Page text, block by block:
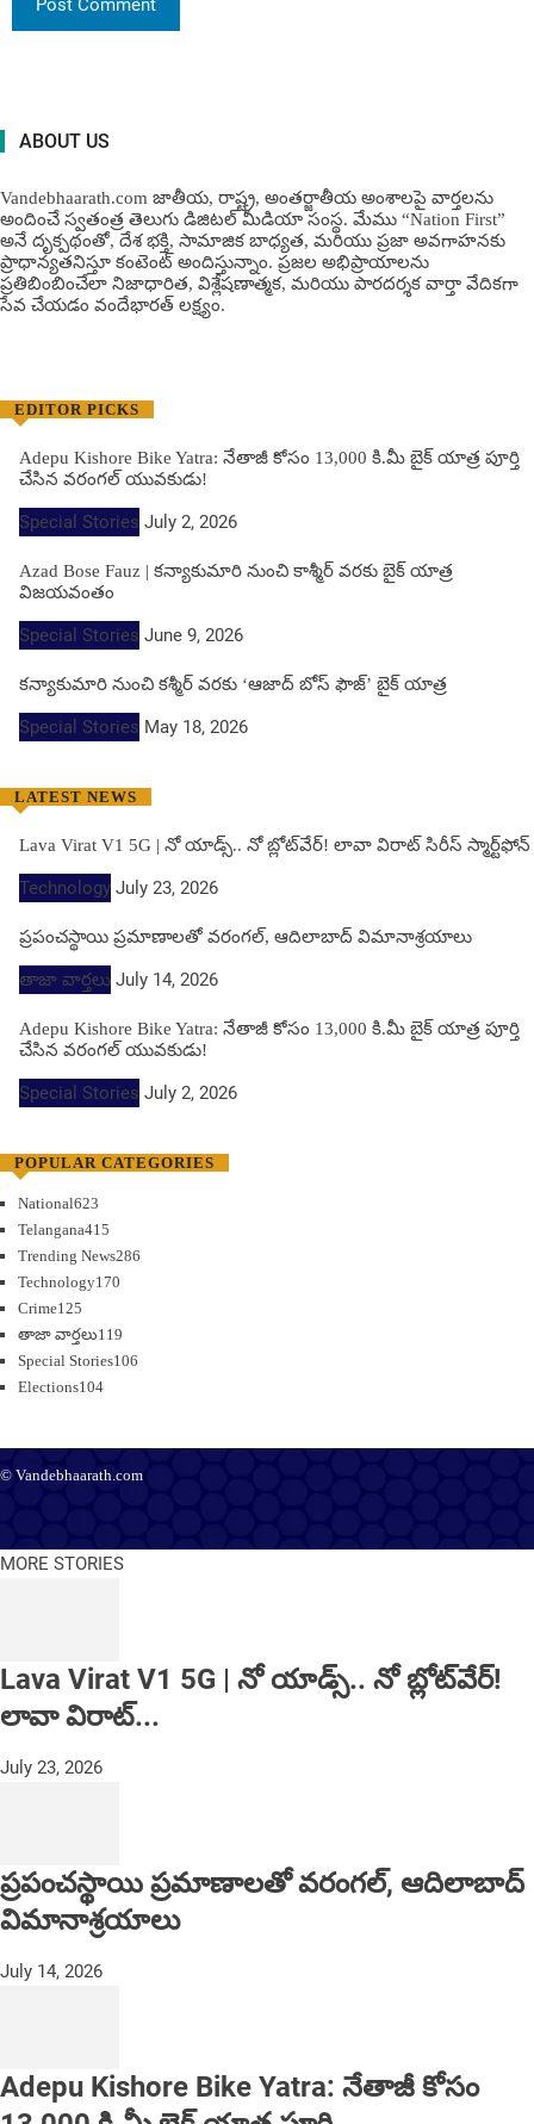
ABOUT US
Vandebhaarath.com జాతీయ, రాష్ట్ర, అంతర్జాతీయ అంశాలపై వార్తలను
అందించే స్వతంత్ర తెలుగు డిజిటల్ మీడియా సంస్థ. మేము “Nation First”
అనే దృక్పథంతో, దేశ భక్తి, సామాజిక బాధ్యత, మరియు ప్రజా అవగాహనకు
ప్రాధాన్యతనిస్తూ కంటెంట్ అందిస్తున్నాం. ప్రజల అభిప్రాయాలను
ప్రతిబింబించేలా నిజాధారిత, విశ్లేషణాత్మక, మరియు పారదర్శక వార్తా వేదికగా
సేవ చేయడం వందేభార‌త్ ల‌క్ష్యం.
EDITOR PICKS
Adepu Kishore Bike Yatra: నేతాజీ కోసం 13,000 కి.మీ బైక్ యాత్ర పూర్తి
చేసిన వరంగల్ యువకుడు!
Special Stories July 2, 2026
Azad Bose Fauz | కన్యాకుమారి నుంచి కాశ్మీర్ వరకు బైక్ యాత్ర
విజయవంతం
Special Stories June 9, 2026
కన్యాకుమారి నుంచి కశ్మీర్ వరకు ‘ఆజాద్ బోస్ ఫౌజ్’ బైక్ యాత్ర
Special Stories May 18, 2026
LATEST NEWS
Lava Virat V1 5G | నో యాడ్స్.. నో బ్లోట్‌వేర్! లావా విరాట్ సిరీస్ స్మార్ట్‌ఫోన్​
Technology July 23, 2026
ప్రపంచస్థాయి ప్రమాణాలతో వరంగల్, ఆదిలాబాద్ విమానాశ్రయాలు
తాజా వార్తలు July 14, 2026
Adepu Kishore Bike Yatra: నేతాజీ కోసం 13,000 కి.మీ బైక్ యాత్ర పూర్తి
చేసిన వరంగల్ యువకుడు!
Special Stories July 2, 2026
POPULAR CATEGORIES
National623
Telangana415
Trending News286
Technology170
Crime125
తాజా వార్తలు119
Special Stories106
Elections104
© Vandebhaarath.com
MORE STORIES
Lava Virat V1 5G | నో యాడ్స్.. నో బ్లోట్‌వేర్!
లావా విరాట్...
July 23, 2026
ప్రపంచస్థాయి ప్రమాణాలతో వరంగల్, ఆదిలాబాద్
విమానాశ్రయాలు
July 14, 2026
Adepu Kishore Bike Yatra: నేతాజీ కోసం